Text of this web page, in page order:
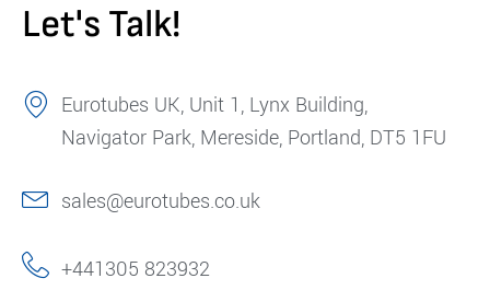
Let's Talk!
Eurotubes UK, Unit 1, Lynx Building,
Navigator Park, Mereside, Portland, DT5 1FU
sales@eurotubes.co.uk
+441305 823932